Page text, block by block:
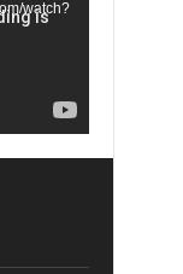
watch?